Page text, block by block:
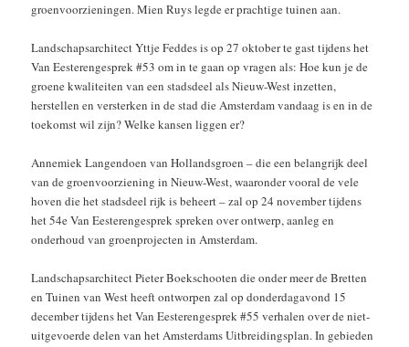
groenvoorzieningen. Mien Ruys legde er prachtige tuinen aan.
Landschapsarchitect Yttje Feddes is op 27 oktober te gast tijdens het
Van Eesterengesprek #53 om in te gaan op vragen als: Hoe kun je de
groene kwaliteiten van een stadsdeel als Nieuw-West inzetten,
herstellen en versterken in de stad die Amsterdam vandaag is en in de
toekomst wil zijn? Welke kansen liggen er?
Annemiek Langendoen van Hollandsgroen – die een belangrijk deel
van de groenvoorziening in Nieuw-West, waaronder vooral de vele
hoven die het stadsdeel rijk is beheert – zal op 24 november tijdens
het 54e Van Eesterengesprek spreken over ontwerp, aanleg en
onderhoud van groenprojecten in Amsterdam.
Landschapsarchitect Pieter Boekschooten die onder meer de Bretten
en Tuinen van West heeft ontworpen zal op donderdagavond 15
december tijdens het Van Eesterengesprek #55 verhalen over de niet-
uitgevoerde delen van het Amsterdams Uitbreidingsplan. In gebieden